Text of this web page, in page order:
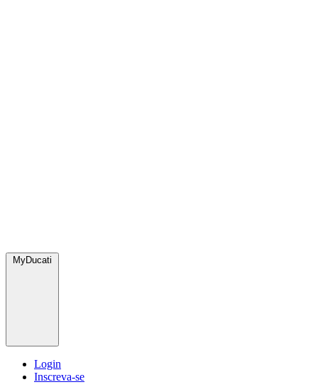
MyDucati
Login
Inscreva-se